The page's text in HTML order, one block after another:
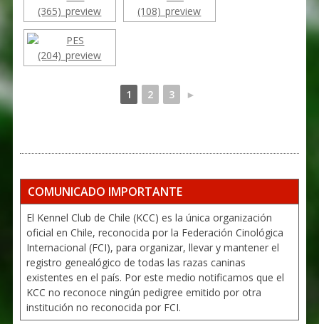
1 2 3 ►
COMUNICADO IMPORTANTE
El Kennel Club de Chile (KCC) es la única organización
oficial en Chile, reconocida por la Federación Cinológica
Internacional (FCI), para organizar, llevar y mantener el
registro genealógico de todas las razas caninas
existentes en el país. Por este medio notificamos que el
KCC no reconoce ningún pedigree emitido por otra
institución no reconocida por FCI.